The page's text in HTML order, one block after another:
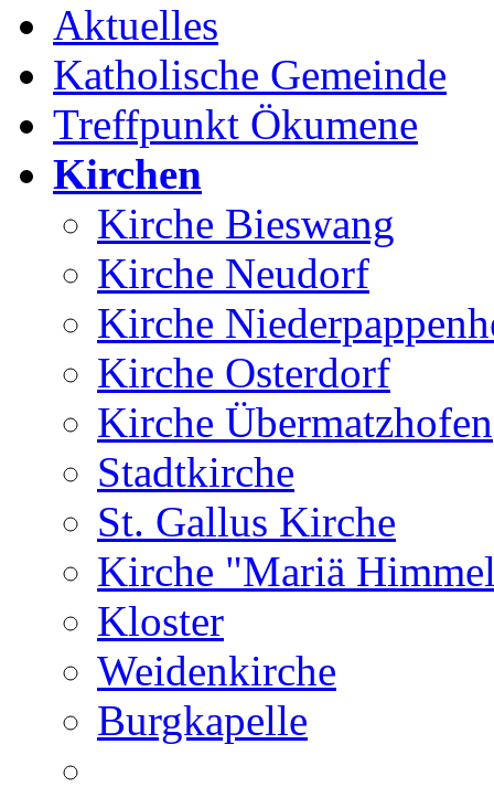
Aktuelles
Katholische Gemeinde
Treffpunkt Ökumene
Kirchen
Kirche Bieswang
Kirche Neudorf
Kirche
Kirche Osterdorf
Kirche Übermatzhofen
Stadtkirche
St. Gallus Kirche
Kirche "Mariä
Kloster
Weidenkirche
Burgkapelle